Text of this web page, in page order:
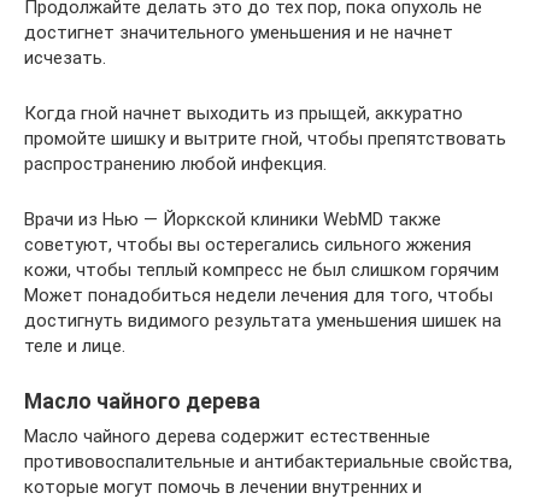
Продолжайте делать это до тех пор, пока опухоль не
достигнет значительного уменьшения и не начнет
исчезать.
Когда гной начнет выходить из прыщей, аккуратно
промойте шишку и вытрите гной, чтобы препятствовать
распространению любой инфекция.
Врачи из Нью — Йоркской клиники WebMD также
советуют, чтобы вы остерегались сильного жжения
кожи, чтобы теплый компресс не был слишком горячим
Может понадобиться недели лечения для того, чтобы
достигнуть видимого результата уменьшения шишек на
теле и лице.
Масло чайного дерева
Масло чайного дерева содержит естественные
противовоспалительные и антибактериальные свойства,
которые могут помочь в лечении внутренних и